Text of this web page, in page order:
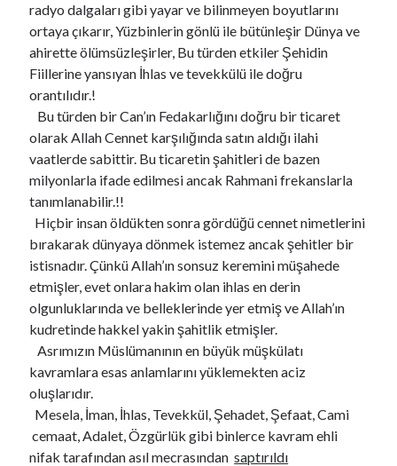
radyo dalgaları gibi yayar ve bilinmeyen boyutlarını
ortaya çıkarır, Yüzbinlerin gönlü ile bütünleşir Dünya ve
ahirette ölümsüzleşirler, Bu türden etkiler Şehidin
Fiillerine yansıyan İhlas ve tevekkülü ile doğru
orantılıdır.!
Bu türden bir Can’ın Fedakarlığını doğru bir ticaret
olarak Allah Cennet karşılığında satın aldığı ilahi
vaatlerde sabittir. Bu ticaretin şahitleri de bazen
milyonlarla ifade edilmesi ancak Rahmani frekanslarla
tanımlanabilir.!!
Hiçbir insan öldükten sonra gördüğü cennet nimetlerini
bırakarak dünyaya dönmek istemez ancak şehitler bir
istisnadır. Çünkü Allah’ın sonsuz keremini müşahede
etmişler, evet onlara hakim olan ihlas en derin
olgunluklarında ve belleklerinde yer etmiş ve Allah’ın
kudretinde hakkel yakin şahitlik etmişler.
Asrımızın Müslümanının en büyük müşkülatı
kavramlara esas anlamlarını yüklemekten aciz
oluşlarıdır.
Mesela, İman, İhlas, Tevekkül, Şehadet, Şefaat, Cami
cemaat, Adalet, Özgürlük gibi binlerce kavram ehli
nifak tarafından asıl mecrasındansaptırıldı